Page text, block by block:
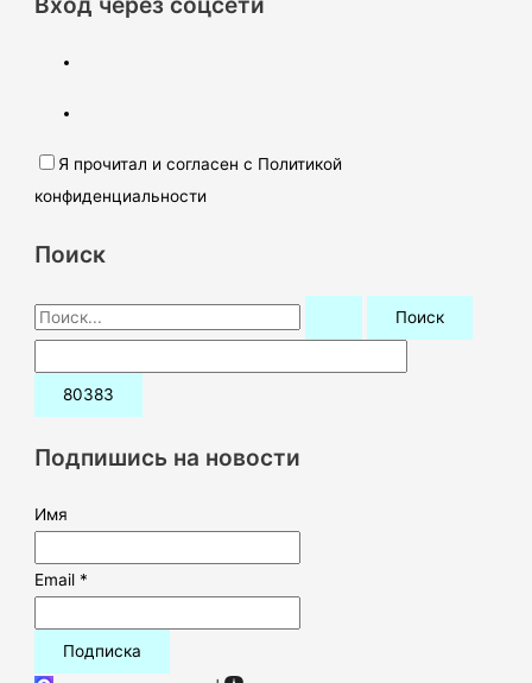
Я прочитал и согласен с Политикой
конфиденциальности
Поиск
П
о
и
:Подпишись на новости
Имя
Email *